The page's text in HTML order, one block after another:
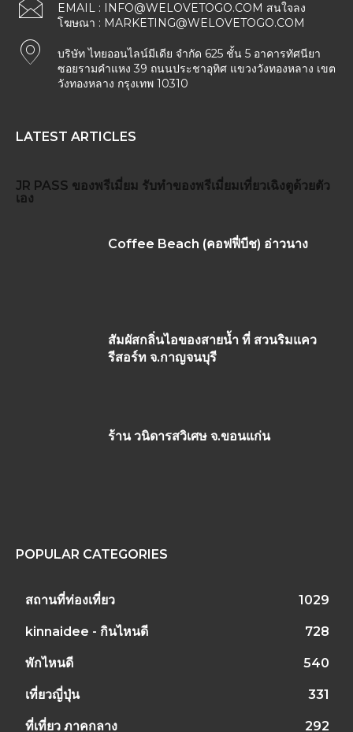
EMAIL : INFO@WELOVETOGO.COM สนใจลง
โฆษณา : MARKETING@WELOVETOGO.COM
บริษัท ไทยออนไลน์มีเดีย จำกัด 625 ชั้น 5 อาคารทัศนียา
ซอยรามคำแหง 39 ถนนประชาอุทิศ แขวงวังทองหลาง เขต
วังทองหลาง กรุงเทพ 10310
LATEST ARTICLES
JR PASS ของพรีเมี่ยม รับทำของพรีเมี่ยมเที่ยวเฉิงตูด้วยตัว
เอง
Coffee Beach (คอฟฟี่บีช) อ่าวนาง
สัมผัสกลิ่นไอของสายน้ำ ที่ สวนริมแคว
รีสอร์ท จ.กาญจนบุรี
ร้าน วนิดารสวิเศษ จ.ขอนแก่น
POPULAR CATEGORIES
สถานที่ท่องเที่ยว 1029
kinnaidee - กินไหนดี 728
พักไหนดี 540
เที่ยวญี่ปุ่น 331
ที่เที่ยว ภาคกลาง 292